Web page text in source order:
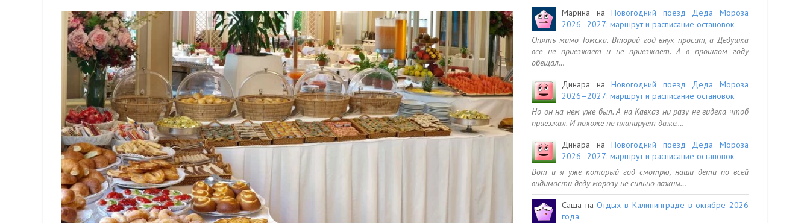
Марина наНовогодний поезд Деда Мороза
2026–2027: маршрут и расписание остановок
Опять мимо Томска. Второй год внук просит, а Дедушка
все не приезжает и не приезжает. А в прошлом году
обещал…
Динара наНовогодний поезд Деда Мороза
2026–2027: маршрут и расписание остановок
Но он на нем уже был. А на Кавказ ни разу не видела чтоб
приезжал. И похоже не планирует даже.…
Динара наНовогодний поезд Деда Мороза
2026–2027: маршрут и расписание остановок
Вот и я уже который год смотрю, наши дети по всей
видимости деду морозу не сильно важны…
Саша наОтдых в Калининграде в октябре 2026
года